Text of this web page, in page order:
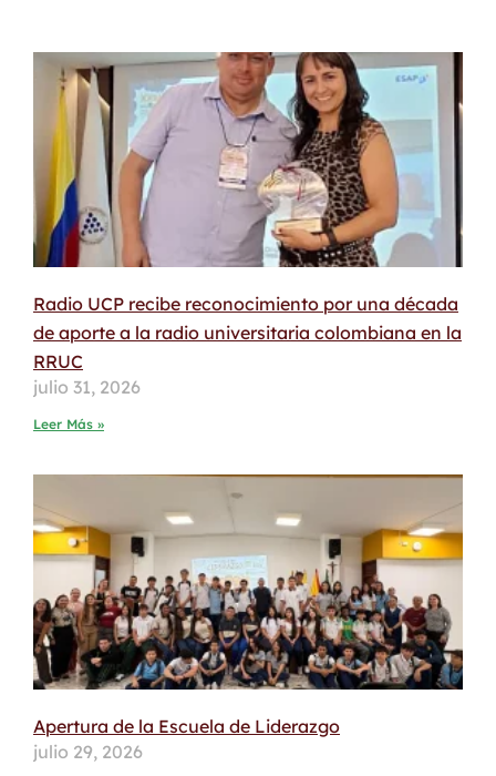
Radio UCP recibe reconocimiento por una década
de aporte a la radio universitaria colombiana en la
RRUC
julio 31, 2026
Leer Más »
Apertura de la Escuela de Liderazgo
julio 29, 2026